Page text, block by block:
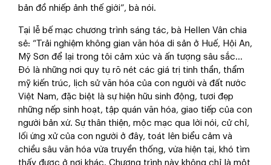
bản đồ nhiếp ảnh thế giới”, bà nói.
Tại lễ bế mạc chương trình sáng tác, bà Hellen Vân chia
sẻ: “Trải nghiệm không gian văn hóa di sản ở Huế, Hội An,
Mỹ Sơn để lại trong tôi cảm xúc và ấn tượng sâu sắc…
Đó là những nơi quy tụ rõ nét các giá trị tinh thần, thẩm
mỹ kiến trúc, lịch sử văn hóa của con người và đất nước
Việt Nam, đặc biệt là sự hiện hữu sinh động, tươi đẹp
những nếp sinh hoạt, tập quán văn hóa, giao tiếp của con
người bản xứ. Sự thân thiện, mộc mạc qua lời nói, cử chỉ,
lối ứng xử của con người ở đây, toát lên biểu cảm và
chiều sâu văn hóa vừa truyền thống, vừa hiện tại, khó tìm
thấy được ở nơi khác. Chương trình này không chỉ là một